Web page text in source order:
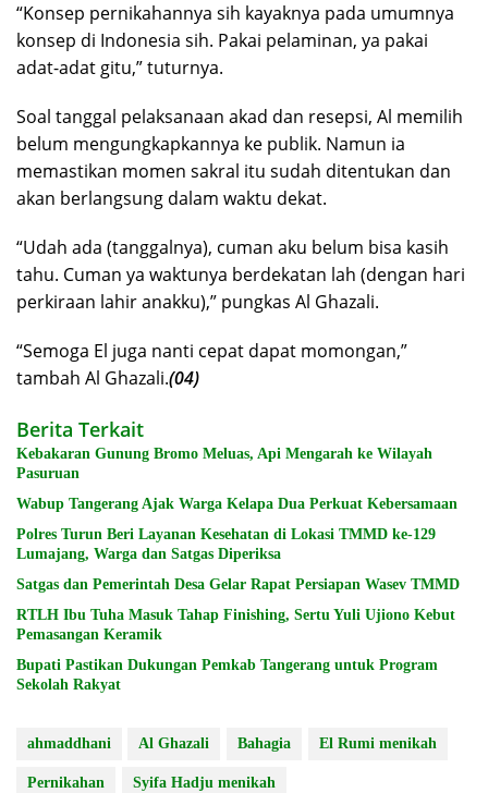
“Konsep pernikahannya sih kayaknya pada umumnya
konsep di Indonesia sih. Pakai pelaminan, ya pakai
adat-adat gitu,” tuturnya.
Soal tanggal pelaksanaan akad dan resepsi, Al memilih
belum mengungkapkannya ke publik. Namun ia
memastikan momen sakral itu sudah ditentukan dan
akan berlangsung dalam waktu dekat.
“Udah ada (tanggalnya), cuman aku belum bisa kasih
tahu. Cuman ya waktunya berdekatan lah (dengan hari
perkiraan lahir anakku),” pungkas Al Ghazali.
“Semoga El juga nanti cepat dapat momongan,”
tambah Al Ghazali.(04)
Berita Terkait
Kebakaran Gunung Bromo Meluas, Api Mengarah ke Wilayah
Pasuruan
Wabup Tangerang Ajak Warga Kelapa Dua Perkuat Kebersamaan
Polres Turun Beri Layanan Kesehatan di Lokasi TMMD ke-129
Lumajang, Warga dan Satgas Diperiksa
Satgas dan Pemerintah Desa Gelar Rapat Persiapan Wasev TMMD
RTLH Ibu Tuha Masuk Tahap Finishing, Sertu Yuli Ujiono Kebut
Pemasangan Keramik
Bupati Pastikan Dukungan Pemkab Tangerang untuk Program
Sekolah Rakyat
ahmaddhani Al Ghazali Bahagia El Rumi menikah
Pernikahan Syifa Hadju menikah